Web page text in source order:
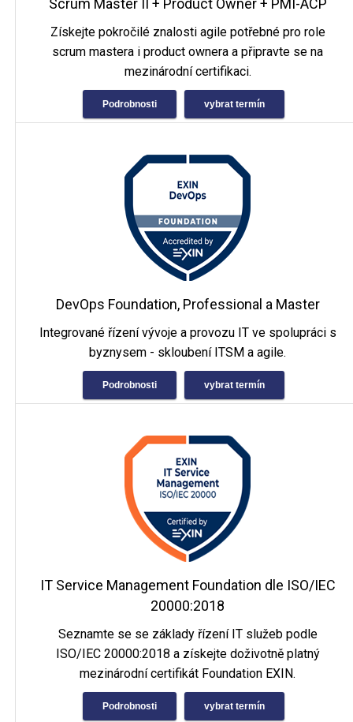
Scrum Master II + Product Owner + PMI-ACP
Získejte pokročilé znalosti agile potřebné pro role
scrum mastera i product ownera a připravte se na
mezinárodní certifikaci.
Podrobnosti vybrat termín
DevOps Foundation, Professional a Master
Integrované řízení vývoje a provozu IT ve spolupráci s
byznysem - skloubení ITSM a agile.
Podrobnosti vybrat termín
IT Service Management Foundation dle ISO/IEC
20000:2018
Seznamte se se základy řízení IT služeb podle
ISO/IEC 20000:2018 a získejte doživotně platný
mezinárodní certifikát Foundation EXIN.
Podrobnosti vybrat termín